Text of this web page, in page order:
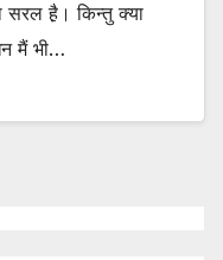
सरल है़। किन्तु क्या
मैं भी…